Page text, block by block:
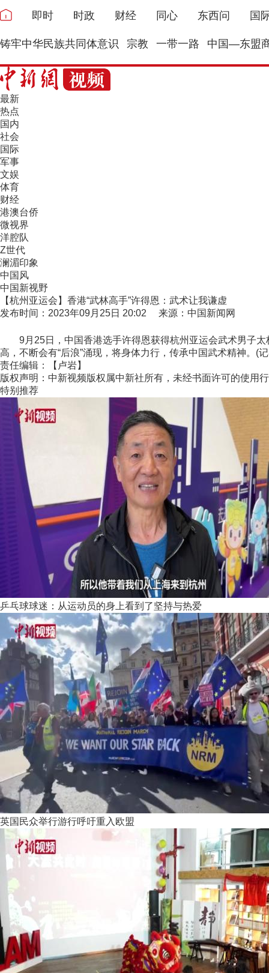
即时 时政 财经 同心 东西问 国
铸牢中华民族共同体意识 宗教 一带一路 中国—东盟
最新
热点
国内
社会
国际
军事
文娱
体育
财经
港澳台侨
微视界
洋腔队
Z世代
澜湄印象
中国风
中国新视野
【杭州亚运会】香港“武林高手”许得恩：武术让我谦虚
发布时间：2023年09月25日 20:02 来源：中国新闻网
9月25日，中国香港选手许得恩获得杭州亚运会武术男子太
高，不断会有“后浪”涌现，将身体力行，传承中国武术精神。(
责任编辑：【卢岩】
版权声明：中新视频版权属中新社所有，未经书面许可的使用
特别推荐
乒乓球球迷：从运动员的身上看到了坚持与热爱
英国民众举行游行呼吁重入欧盟